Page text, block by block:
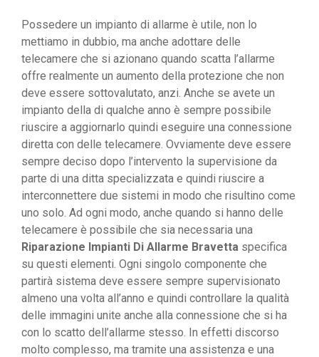
Possedere un impianto di allarme è utile, non lo
mettiamo in dubbio, ma anche adottare delle
telecamere che si azionano quando scatta l’allarme
offre realmente un aumento della protezione che non
deve essere sottovalutato, anzi. Anche se avete un
impianto della di qualche anno è sempre possibile
riuscire a aggiornarlo quindi eseguire una connessione
diretta con delle telecamere. Ovviamente deve essere
sempre deciso dopo l’intervento la supervisione da
parte di una ditta specializzata e quindi riuscire a
interconnettere due sistemi in modo che risultino come
uno solo. Ad ogni modo, anche quando si hanno delle
telecamere è possibile che sia necessaria una
Riparazione Impianti Di Allarme Bravetta specifica
su questi elementi. Ogni singolo componente che
partirà sistema deve essere sempre supervisionato
almeno una volta all’anno e quindi controllare la qualità
delle immagini unite anche alla connessione che si ha
con lo scatto dell’allarme stesso. In effetti discorso
molto complesso, ma tramite una assistenza e una